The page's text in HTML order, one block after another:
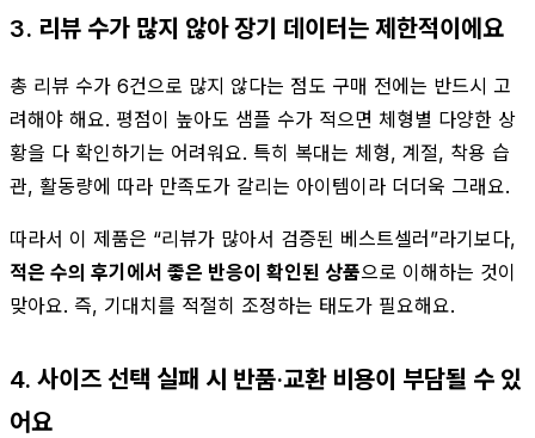
3. 리뷰 수가 많지 않아 장기 데이터는 제한적이에요
총 리뷰 수가 6건으로 많지 않다는 점도 구매 전에는 반드시 고
려해야 해요. 평점이 높아도 샘플 수가 적으면 체형별 다양한 상
황을 다 확인하기는 어려워요. 특히 복대는 체형, 계절, 착용 습
관, 활동량에 따라 만족도가 갈리는 아이템이라 더더욱 그래요.
따라서 이 제품은 “리뷰가 많아서 검증된 베스트셀러”라기보다,
적은 수의 후기에서 좋은 반응이 확인된 상품으로 이해하는 것이
맞아요. 즉, 기대치를 적절히 조정하는 태도가 필요해요.
4. 사이즈 선택 실패 시 반품·교환 비용이 부담될 수 있
어요